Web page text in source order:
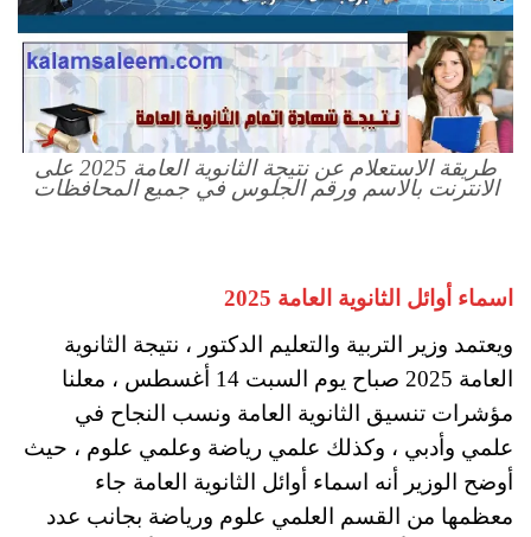
طريقة الاستعلام عن نتيجة الثانوية العامة 2025 على
الانترنت بالاسم ورقم الجلوس في جميع المحافظات
اسماء أوائل الثانوية العامة 2025
ويعتمد وزير التربية والتعليم الدكتور ، نتيجة الثانوية
العامة 2025 صباح يوم السبت 14 أغسطس ، معلنا
مؤشرات تنسيق الثانوية العامة ونسب النجاح في
علمي وأدبي ، وكذلك علمي رياضة وعلمي علوم ، حيث
أوضح الوزير أنه اسماء أوائل الثانوية العامة جاء
معظمها من القسم العلمي علوم ورياضة بجانب عدد